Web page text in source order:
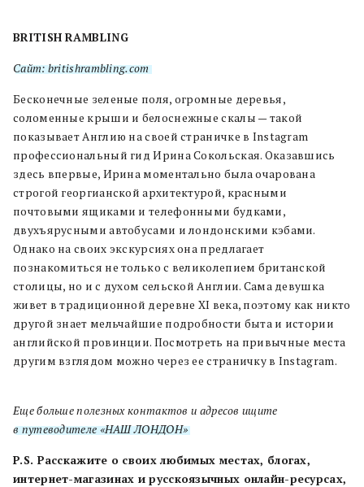
BRITISH RAMBLING
Сайт: britishrambling.com
Бесконечные зеленые поля, огромные деревья,
соломенные крыши и белоснежные скалы — такой
показывает Англию на своей страничке в Instagram
профессиональный гид Ирина Сокольская. Оказавшись
здесь впервые, Ирина моментально была очарована
строгой георгианской архитектурой, красными
почтовыми ящиками и телефонными будками,
двухъярусными автобусами и лондонскими кэбами.
Однако на своих экскурсиях она предлагает
познакомиться не только с великолепием британской
столицы, но и с духом сельской Англии. Сама девушка
живет в традиционной деревне XI века, поэтому как никто
другой знает мельчайшие подробности быта и истории
английской провинции. Посмотреть на привычные места
другим взглядом можно через ее страничку в Instagram.
Еще больше полезных контактов и адресов ищите
в путеводителе «НАШ ЛОНДОН».
P.S. Расскажите о своих любимых местах, блогах,
интернет-магазинах и русскоязычных онлайн-ресурсах,